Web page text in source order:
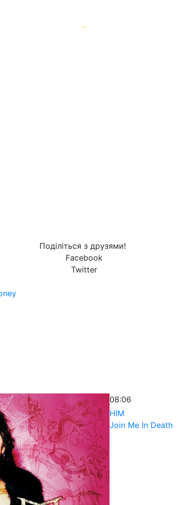
-
Поділіться з друзями!
Facebook
Twitter
08:06
HIM
Join Me In Death